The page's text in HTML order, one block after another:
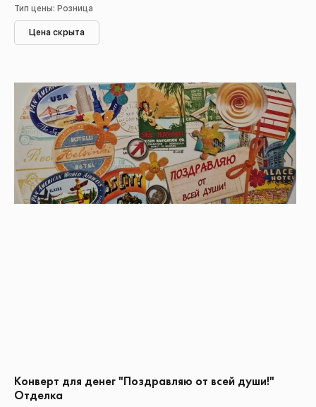
Тип цены: Розница
Цена скрыта
Конверт для денег "Поздравляю от всей души!"
Отделка